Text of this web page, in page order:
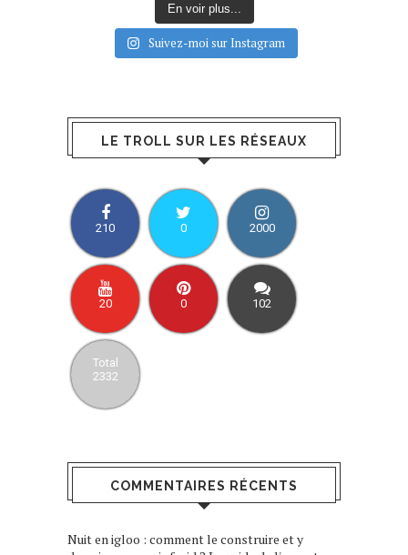
En voir plus...
Suivez-moi sur Instagram
LE TROLL SUR LES RÉSEAUX
210 0 2000
20 0 102
Total
2332
COMMENTAIRES RÉCENTS
Nuit en igloo : comment le construire et y